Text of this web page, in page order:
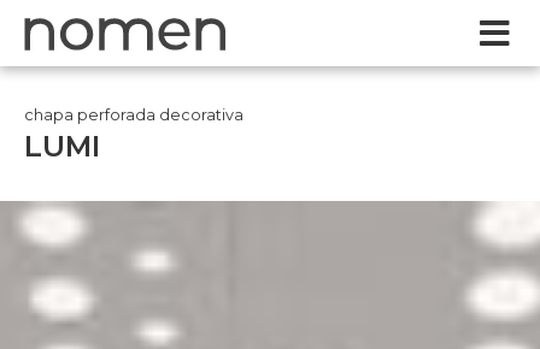
LUMI
chapa perforada decorativa